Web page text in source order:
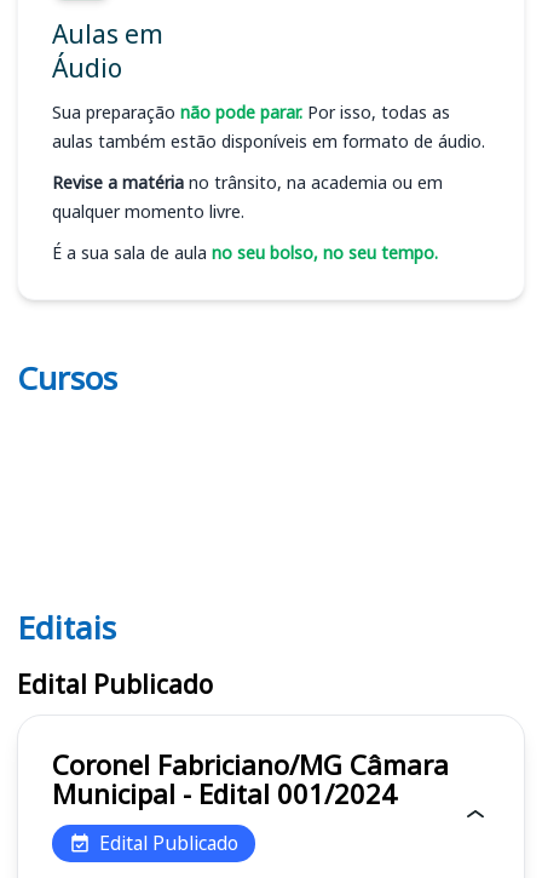
Aulas em
Áudio
Sua preparação não pode parar. Por isso, todas as
aulas também estão disponíveis em formato de áudio.
Revise a matéria no trânsito, na academia ou em
qualquer momento livre.
É a sua sala de aula no seu bolso, no seu tempo.
Cursos
Editais
Editais
Edital Publicado
Coronel Fabriciano/MG Câmara
Municipal - Edital 001/2024
Edital Publicado